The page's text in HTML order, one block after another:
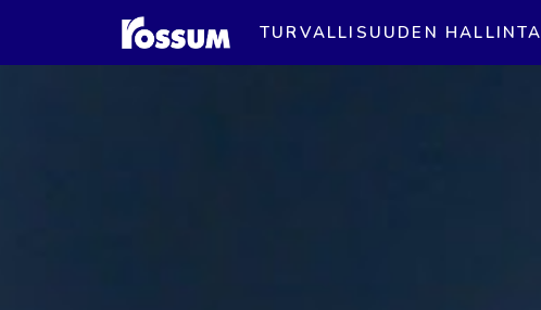
TURVALLISUUDEN HALLINTA